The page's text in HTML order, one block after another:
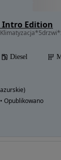
Intro Edition
Diesel
Opublikowano